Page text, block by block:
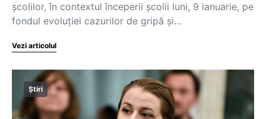
școlilor, în contextul începerii școlii luni, 9 ianuarie, pe
fondul evoluției cazurilor de gripă și…
Vezi articolul
Știri